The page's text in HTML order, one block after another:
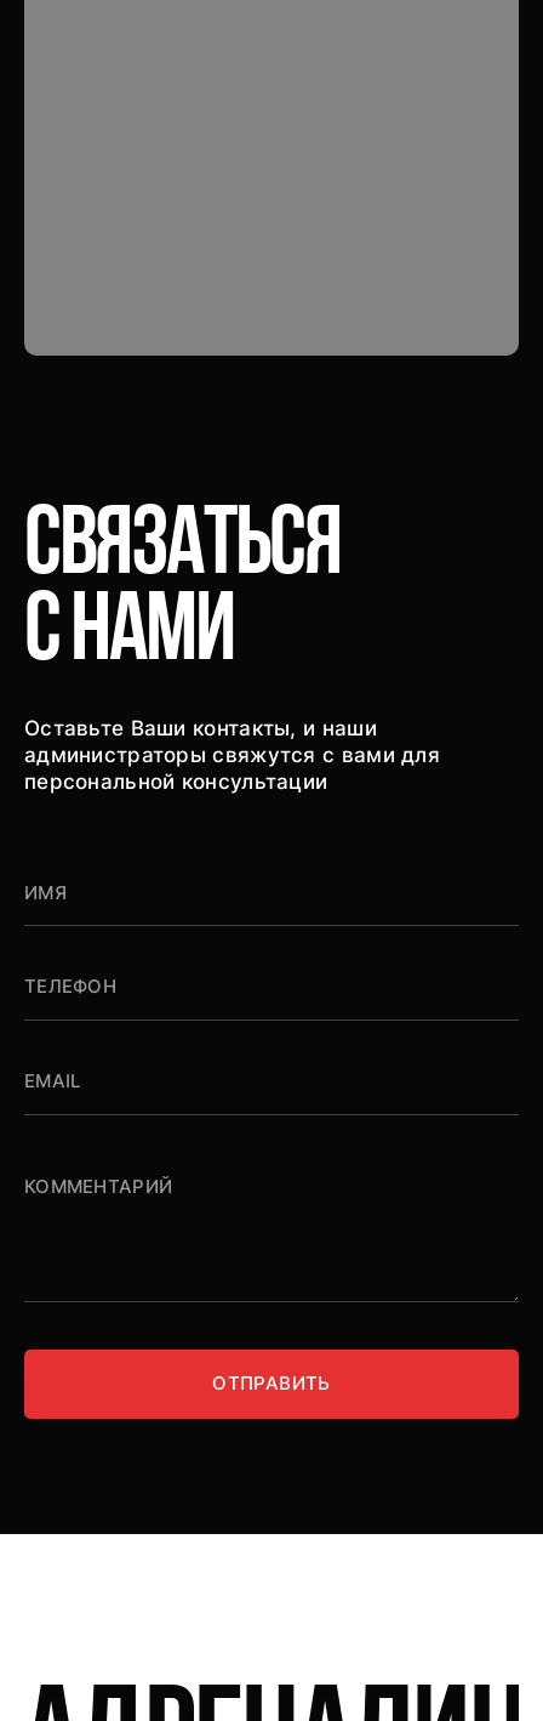
Связаться
снами
Оставьте Ваши контакты, и наши
администраторы свяжутся с вами для
персональной консультации
ОТПРАВИТЬ